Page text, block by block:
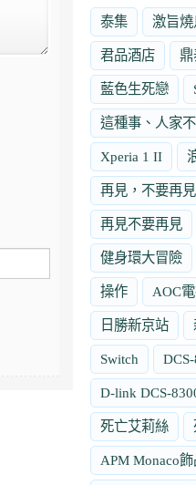
泰集 激旨燒
君品酒店 鼎
藍色生死戀
這種事、人家
Xperia 1 II
再見，不要再見
再見不要再見
健身環大冒險
操作 AOC
日勝新京站
Switch
D-link DCS-
死亡艾莉絲
APM Monaco